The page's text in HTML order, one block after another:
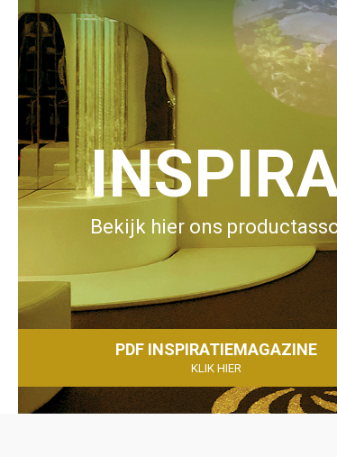
Bekijk hier ons
PDF INSPIRATIEMAGAZINE
KLIK HIER